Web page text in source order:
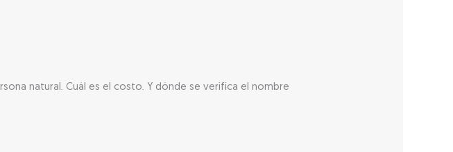
natural. Cuál es el costo. Y dónde se verifica el nombre